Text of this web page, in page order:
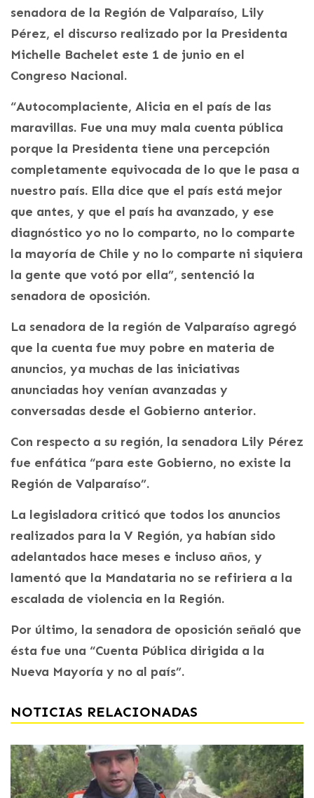
senadora de la Región de Valparaíso, Lily
Pérez, el discurso realizado por la Presidenta
Michelle Bachelet este 1 de junio en el
Congreso Nacional.
“Autocomplaciente, Alicia en el país de las
maravillas. Fue una muy mala cuenta pública
porque la Presidenta tiene una percepción
completamente equivocada de lo que le pasa a
nuestro país. Ella dice que el país está mejor
que antes, y que el país ha avanzado, y ese
diagnóstico yo no lo comparto, no lo comparte
la mayoría de Chile y no lo comparte ni siquiera
la gente que votó por ella”, sentenció la
senadora de oposición.
La senadora de la región de Valparaíso agregó
que la cuenta fue muy pobre en materia de
anuncios, ya muchas de las iniciativas
anunciadas hoy venían avanzadas y
conversadas desde el Gobierno anterior.
Con respecto a su región, la senadora Lily Pérez
fue enfática “para este Gobierno, no existe la
Región de Valparaíso”.
La legisladora criticó que todos los anuncios
realizados para la V Región, ya habían sido
adelantados hace meses e incluso años, y
lamentó que la Mandataria no se refiriera a la
escalada de violencia en la Región.
Por último, la senadora de oposición señaló que
ésta fue una “Cuenta Pública dirigida a la
Nueva Mayoría y no al país”.
NOTICIAS RELACIONADAS